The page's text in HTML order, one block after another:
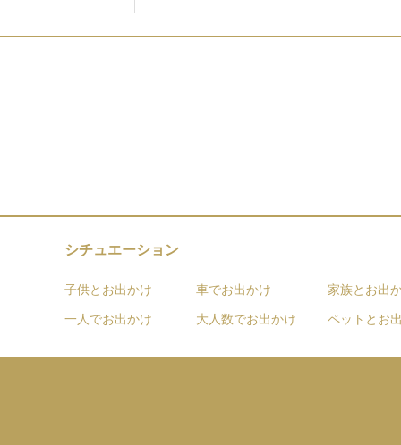
シチュエーション
子供とお出かけ 車でお出かけ 家族とお出
一人でお出かけ 大人数でお出かけ ペットとお